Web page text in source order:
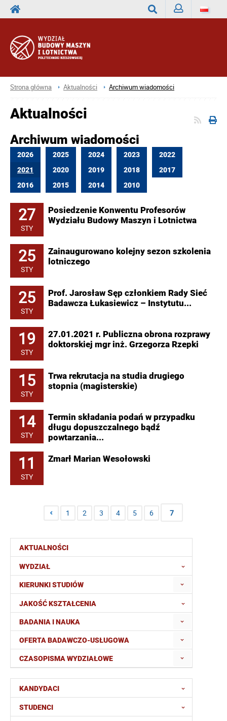
Strona główna Aktualności Archiwum wiadomości
AKTUALNOŚCI
WYDZIAŁ
KIERUNKI STUDIÓW
JAKOŚĆ KSZTAŁCENIA
BADANIA I NAUKA
OFERTA BADAWCZO-USŁUGOWA
CZASOPISMA WYDZIAŁOWE
KANDYDACI
STUDENCI
Aktualności
Archiwum wiadomości
2026 2025 2024 2023
2022
2021
2020 2019 2018
2017
2016
2015 2014 2010
27
STY
Posiedzenie Konwentu Profesorów
Wydziału Budowy Maszyn i Lotnictwa
25
STY
Zainaugurowano kolejny sezon szkolenia
lotniczego
25
STY
Prof. Jarosław Sęp członkiem Rady Sieć
Badawcza Łukasiewicz – Instytutu...
19
STY
27.01.2021 r. Publiczna obrona rozprawy
doktorskiej mgr inż. Grzegorza Rzepki
15
STY
Trwa rekrutacja na studia drugiego
stopnia (magisterskie)
14
STY
Termin składania podań w przypadku
długu dopuszczalnego bądź
powtarzania...
11
STY
Zmarł Marian Wesołowski
1 2 3 4 5 6 7